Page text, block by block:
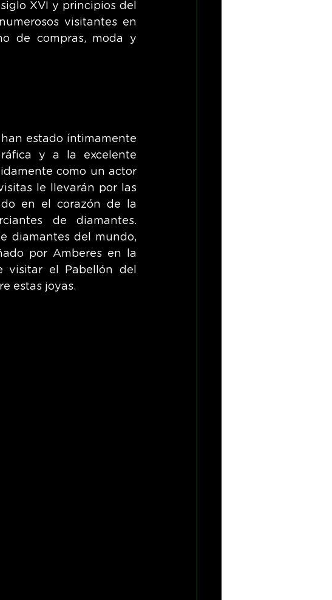
XVI y principios del
visitantes en
de compras, moda y
estado íntimamente
y a la excelente
como un actor
le llevarán por las
en el corazón de la
de diamantes.
diamantes del mundo,
por Amberes en la
visitar el Pabellón del
estas joyas.